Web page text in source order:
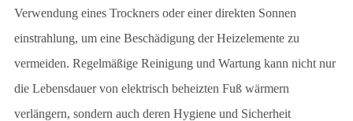
Verwendung eines Trockners oder einer direkten Sonnen
einstrahlung, um eine Beschädigung der Heizelemente zu
vermeiden. Regelmäßige Reinigung und Wartung kann nicht nur
die Lebensdauer von elektrisch beheizten Fuß wärmern
verlängern, sondern auch deren Hygiene und Sicherheit